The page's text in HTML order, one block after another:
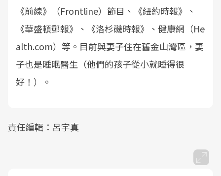
《前線》（Frontline）節目、《紐約時報》、
《華盛頓郵報》、《洛杉磯時報》、健康網（He
alth.com）等。目前與妻子住在舊金山灣區，妻
子也是睡眠醫生（他們的孩子從小就睡得很
好！）。
責任編輯：呂宇真